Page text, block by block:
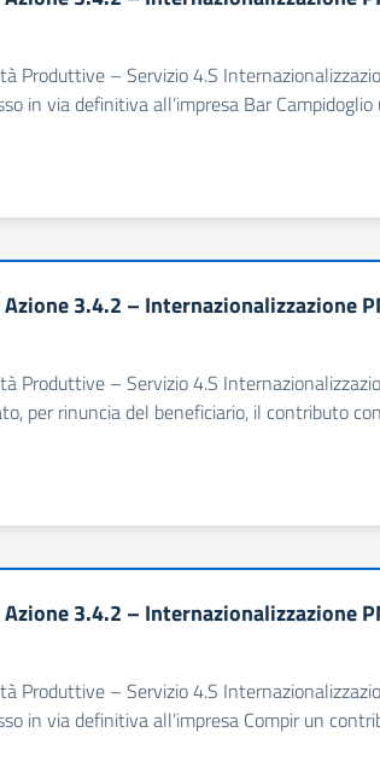
Produttive – Servizio 4.S
in via definitiva all’impresa Bar
Azione 3.4.2 – Internazionalizzazione
Produttive – Servizio 4.S
per rinuncia del beneficiario, il contributo
Azione 3.4.2 – Internazionalizzazione
Produttive – Servizio 4.S
in via definitiva all’impresa Compir un